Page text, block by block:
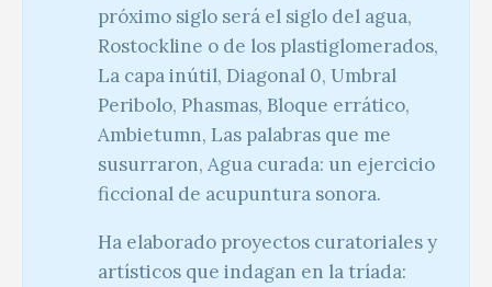
próximo siglo será el siglo del agua,
Rostockline o de los plastiglomerados,
La capa inútil, Diagonal 0, Umbral
Peribolo, Phasmas, Bloque errático,
Ambietumn, Las palabras que me
susurraron, Agua curada: un ejercicio
ficcional de acupuntura sonora.
Ha elaborado proyectos curatoriales y
artísticos que indagan en la tríada: